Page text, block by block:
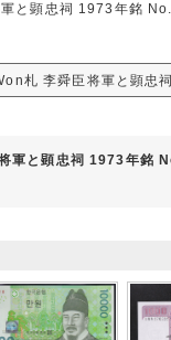
と顕忠祠 1973年銘
札 李舜臣将軍と顕忠
軍と顕忠祠 1973年銘